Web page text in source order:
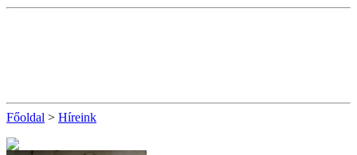
Főoldal > Híreink